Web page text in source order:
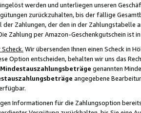
werden und unterliegen unseren
zurückzuhalten, bis der fällige
der Zahlungen, der den in der
Zahlung per Amazon-Geschenkgutschein ist
Wir übersenden Ihnen einen Scheck in
Option entscheiden, behalten wir uns das
genannten
angegebene
Informationen für die Zahlungsoption